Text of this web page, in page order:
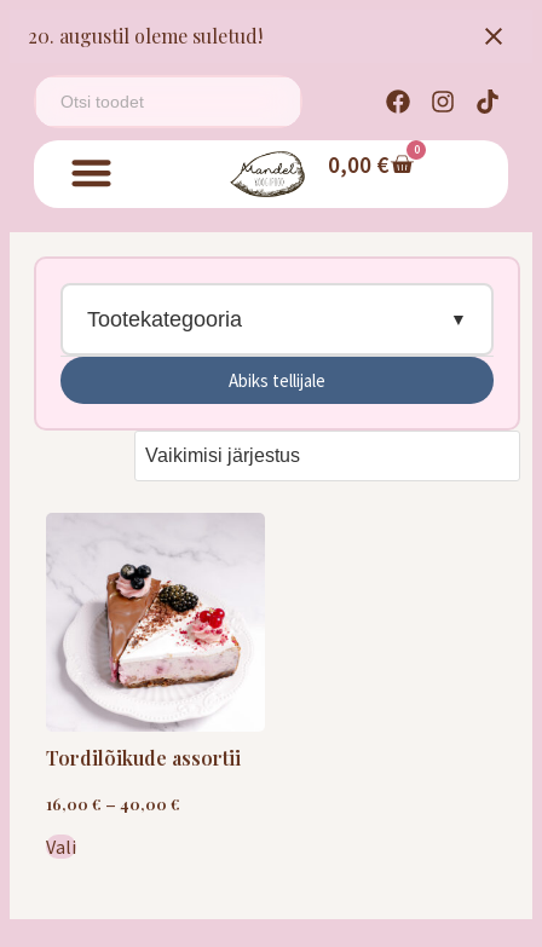
20. augustil oleme suletud!
0,00 € 0
Tootekategooria
Tordid
Kringlid
Saiakesed
Leivad / saiad
Quiched
Kõige vabad
Abiks tellijale
Tordilõikude assortii
16,00 € – 40,00 €
Vali